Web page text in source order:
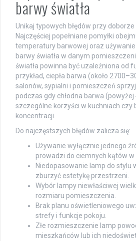
barwy światła
Unikaj typowych błędów przy doborze
Najczęściej popełniane pomyłki
temperatury barwowej oraz
barwy światła w danym
światła powinna być uzależniona od
przykład, ciepła barwa (około
salonów, sypialni i pomieszczeń
podczas gdy chłodna barwa
szczególne korzyści w kuchniach czy
koncentracji.
Do najczęstszych błędów zalicza się:
Używanie wyłącznie jednego
prowadzi do ciemnych kątów w
Niedopasowanie lamp do stylu
zburzyć estetykę przestrzeni.
Wybór lampy niewłaściwej
rozmiaru pomieszczenia.
Brak planu oświetleniowego
strefy i funkcje pokoju.
Złe rozmieszczenie lamp
mieszkańców lub ich